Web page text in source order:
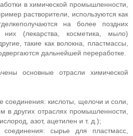
в химической промышленности,
растворители, используются как
на более поздних
(лекарства, косметика, мыло)
такие как волокна, пластмассы,
дальнейшей переработке.
основные отрасли химической
соединения: кислоты, щелочи и соли,
в других отраслях промышленности,
азот, ацетилен и т. д.);
соединения: сырье для пластмасс,